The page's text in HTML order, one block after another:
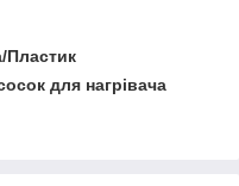
Пластик
для нагрівача